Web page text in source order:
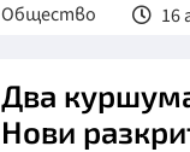
Общество
16
Два
Нови